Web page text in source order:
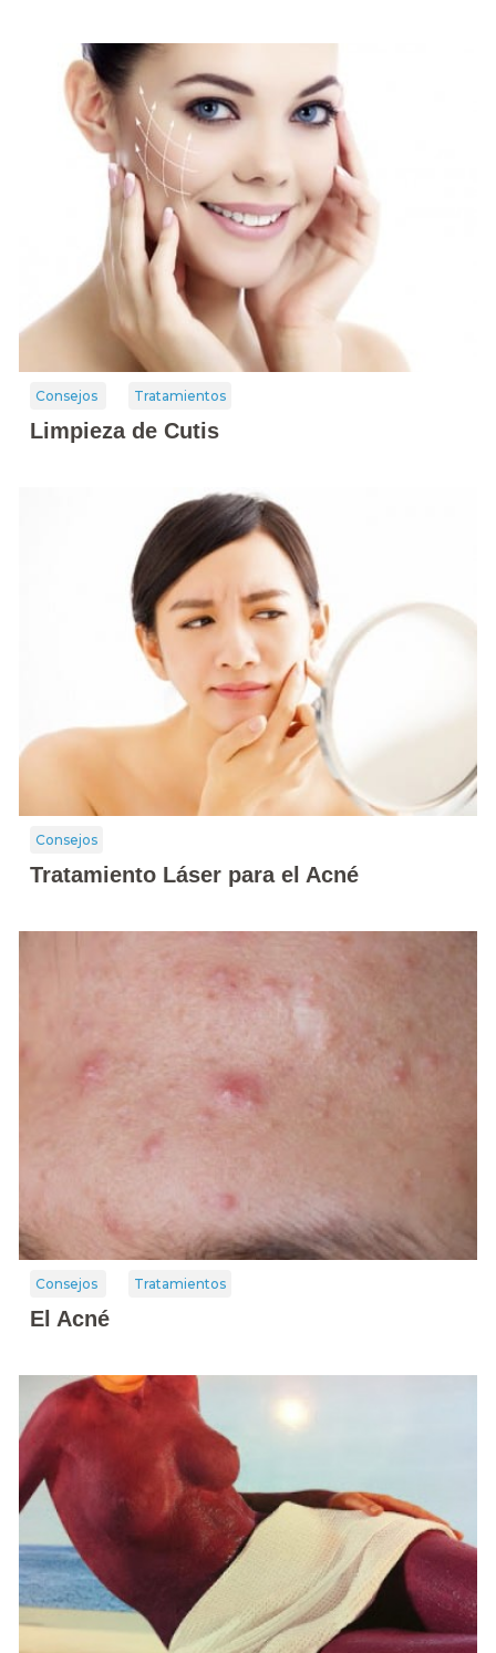
Consejos Tratamientos
Limpieza de Cutis
Consejos
Tratamiento Láser para el Acné
Consejos Tratamientos
El Acné